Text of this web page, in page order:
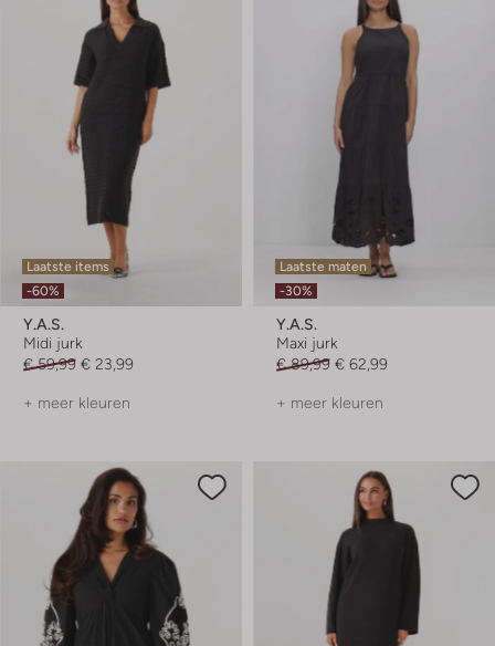
Laatste items
-60%
Y.a.s.
Midi jurk
€ 59,99 € 23,99
+ meer kleuren
Laatste maten
-30%
Y.a.s.
Maxi jurk
€ 89,99 € 62,99
+ meer kleuren